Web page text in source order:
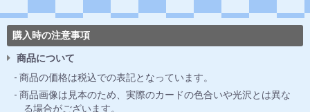
購入時の注意事項
商品について
商品の価格は税込での表記となっています。
商品画像は見本のため、実際のカードの色合いや光沢とは異な
る場合がございます。